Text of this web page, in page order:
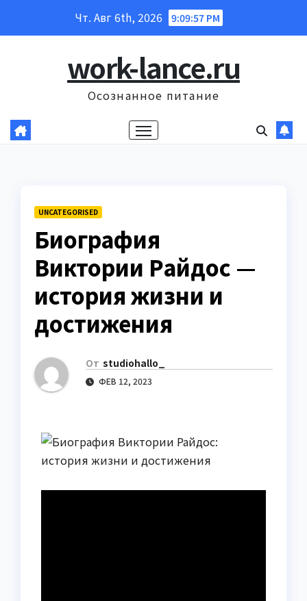
Чт. Авг 6th, 2026 9:09:58 PM
work-lance.ru
Осознанное питание
UNCATEGORISED
Биография
Виктории Райдос —
история жизни и
достижения
От studiohallo_
ФЕВ 12, 2023